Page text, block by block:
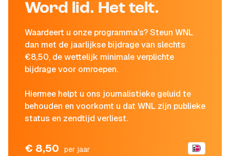
Word lid. Het telt.
Waardeert u onze programma's? Steun WNL
dan met de jaarlijkse bijdrage van slechts
€8,50, de wettelijk minimale verplichte
bijdrage voor omroepen.
Hiermee helpt u ons journalistieke geluid te
behouden en voorkomt u dat WNL zijn publieke
status en zendtijd verliest.
€ 8,50 per jaar